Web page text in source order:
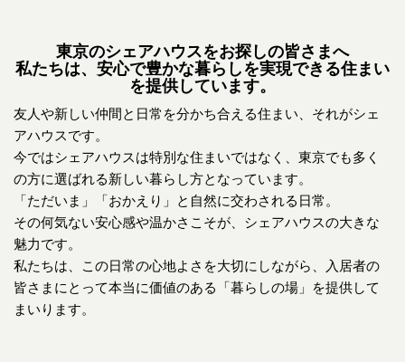
東京のシェアハウスをお探しの皆さまへ
私たちは、安心で豊かな暮らしを実現できる住まい
を提供しています。
友人や新しい仲間と日常を分かち合える住まい、それがシェ
アハウスです。
今ではシェアハウスは特別な住まいではなく、東京でも多く
の方に選ばれる新しい暮らし方となっています。
「ただいま」「おかえり」と自然に交わされる日常。
その何気ない安心感や温かさこそが、シェアハウスの大きな
魅力です。
私たちは、この日常の心地よさを大切にしながら、入居者の
皆さまにとって本当に価値のある「暮らしの場」を提供して
まいります。